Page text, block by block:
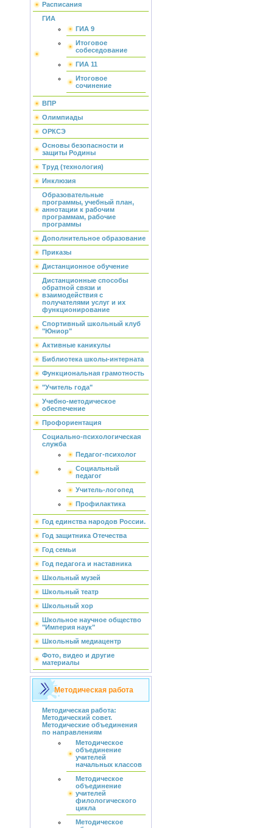
Расписания
ГИА
ГИА 9
Итоговое
собеседование
ГИА 11
Итоговое
сочинение
ВПР
Олимпиады
ОРКСЭ
Основы безопасности и
защиты Родины
Труд (технология)
Инклюзия
Образовательные
программы, учебный план,
аннотации к рабочим
программам, рабочие
программы
Дополнительное образование
Приказы
Дистанционное обучение
Дистанционные способы
обратной связи и
взаимодействия с
получателями услуг и их
функционирование
Спортивный школьный клуб
"Юниор"
Активные каникулы
Библиотека школы-интерната
Функциональная грамотность
"Учитель года"
Учебно-методическое
обеспечение
Профориентация
Социально-психологическая
служба
Педагог-психолог
Социальный
педагог
Учитель-логопед
Профилактика
Год единства народов России.
Год защитника Отечества
Год семьи
Год педагога и наставника
Школьный музей
Школьный театр
Школьный хор
Школьное научное общество
"Империя наук"
Школьный медиацентр
Фото, видео и другие
материалы
Методическая работа
Методическая работа:
Методический совет.
Методические объединения
по направлениям
Методическое
объединение
учителей
начальных классов
Методическое
объединение
учителей
филологического
цикла
Методическое